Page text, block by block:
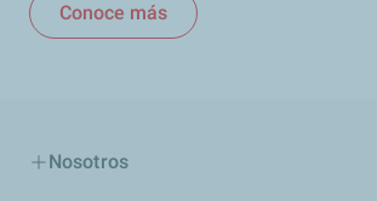
Conoce más
Nosotros